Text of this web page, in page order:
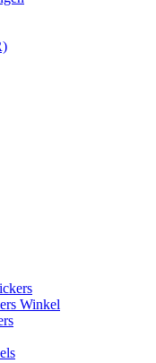
Winkel